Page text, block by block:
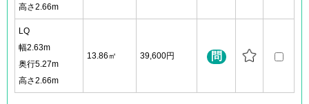
高さ2.66m
LQ
幅2.63m
奥行5.27m
高さ2.66m
13.86㎡ 39,600円 問